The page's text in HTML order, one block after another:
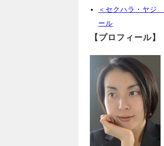
＜セクハラ・ヤジ
ール
【プロフィール】